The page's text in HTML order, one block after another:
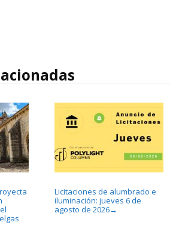
Licitaciones de alumbrado e
iluminación: jueves 6 de
agosto de 2026→